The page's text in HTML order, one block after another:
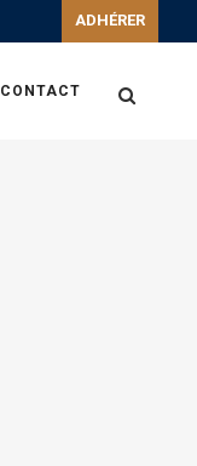
ADHÉRER
CONTACT